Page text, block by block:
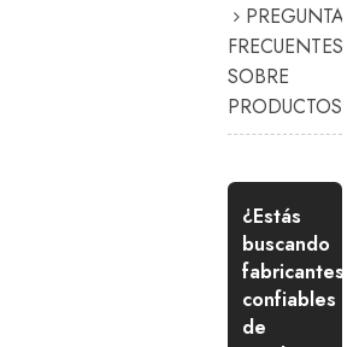
PREGUNTAS
FRECUENTES
SOBRE
PRODUCTOS
¿Estás
buscando
fabricantes
confiables
de